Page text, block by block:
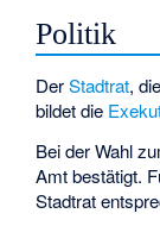
Politik
DerStadtrat,
bildet die
Bei der Wahl
Amt bestätigt.
Stadtrat